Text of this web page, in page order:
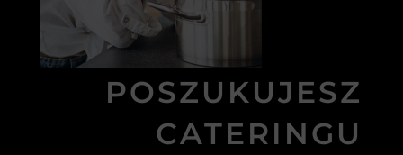
POSZUKUJESZ
CATERINGU